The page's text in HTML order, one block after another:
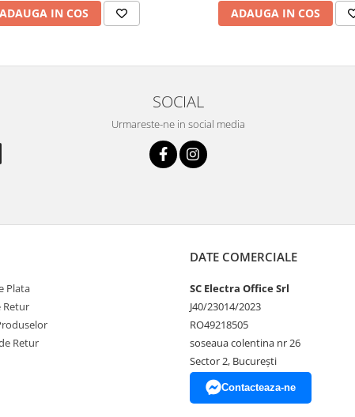
ADAUGA IN COS ADAUGA IN COS
SOCIAL
Urmareste-ne in social media
Plata
Retur
Retur
DATE COMERCIALE
SC Electra Office Srl
J40/23014/2023
RO49218505
soseaua colentina nr 26
Sector 2, București
Contacteaza-ne